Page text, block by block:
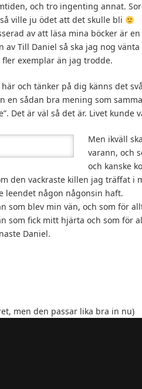
och tro ingenting annat.
ville ju ödet att det skulle bli
av att läsa mina böcker är
av Till Daniel så ska jag nog
exemplar än jag trodde.
och tänker på dig känns det
en sådan bra mening som
Det är väl så det är. Livet kunde
Men ikväll
varann, och
och kanske
den vackraste killen jag träffat i
leendet någon någonsin haft.
som blev min vän, och som för
som fick mitt hjärta och som för
Daniel.
men den passar lika bra in nu)